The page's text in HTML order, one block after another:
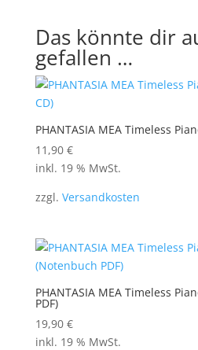
Das könnte dir
gefallen …
PHANTASIA MEA Timeless
11,90 €
inkl. 19 % MwSt.
zzgl. Versandkosten
PHANTASIA MEA Timeless
PDF)
19,90 €
inkl. 19 % MwSt.